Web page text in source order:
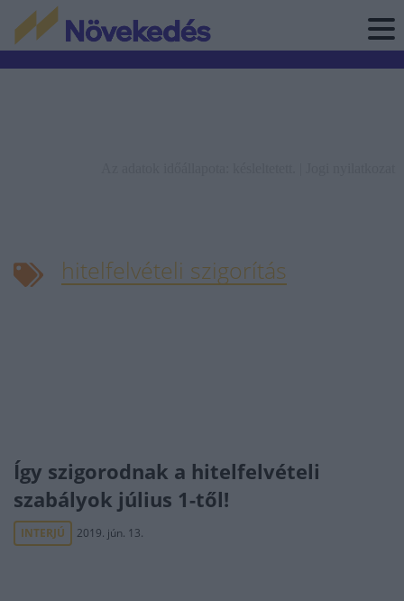
hitelfelvételi szigorítás
Így szigorodnak a hitelfelvételi
szabályok július 1-től!
INTERJÚ 2019. jún. 13.